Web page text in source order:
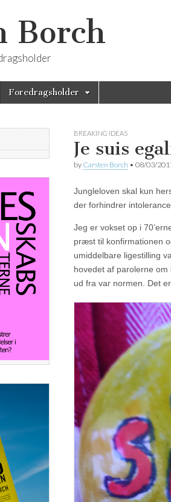
Borch
Foredragsholder
BREAKING IDEAS
Je suis
by Carsten Borch • 08/03/
Jungleloven skal kun
der forhindrer
Jeg er vokset op i
præst til konfirmationen
umiddelbare ligestilling
hovedet af parolerne
ud fra var normen. Det